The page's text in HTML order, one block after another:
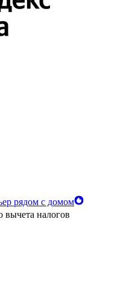
рядом с домом
вычета налогов